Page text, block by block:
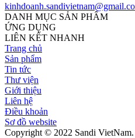
DANH MỤC SẢN PHẨM
ỨNG DỤNG
LIÊN KẾT NHANH
Trang chủ
Sản phẩm
Tin tức
Thư viện
Giới thiệu
Liên hệ
Điều khoản
Sơ đồ website
Copyright © 2022 Sandi